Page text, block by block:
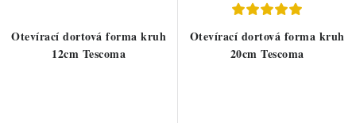
Otevírací dortová forma kruh
12cm Tescoma
Otevírací dortová forma kruh
20cm Tescoma